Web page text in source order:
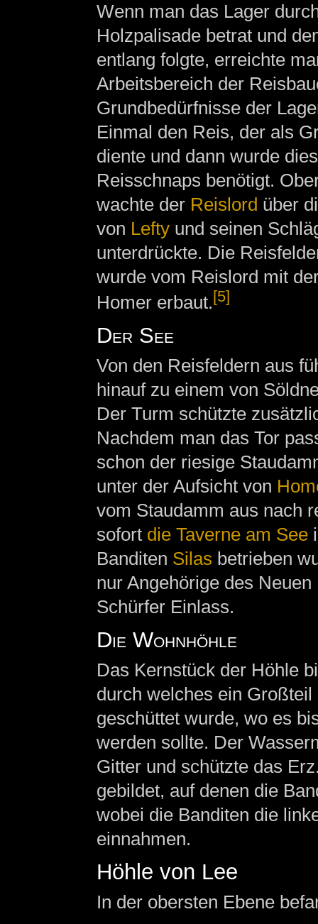
Wenn man das Lager
Holzpalisade betrat und
entlang folgte, erreichte
Arbeitsbereich der
Grundbedürfnisse der
Einmal den Reis, der als
diente und dann wurde
Reisschnaps benötigt.
wachte der Reislord über
von Leftyund seinen
unterdrückte. Die
wurde vom Reislord mit
Homer erbaut.[5]
Der See
Von den Reisfeldern aus
hinauf zu einem von
Der Turm schützte
Nachdem man das Tor
schon der riesige
unter der Aufsicht von
vom Staudamm aus nach
sofort die Taverne am See
Banditen Silas betrieben
nur Angehörige des
Schürfer Einlass.
Die Wohnhöhle
Das Kernstück der Höhle
durch welches ein
geschüttet wurde, wo es
werden sollte. Der
Gitter und schützte das
gebildet, auf denen die
wobei die Banditen die
einnahmen.
Höhle von Lee
In der obersten Ebene